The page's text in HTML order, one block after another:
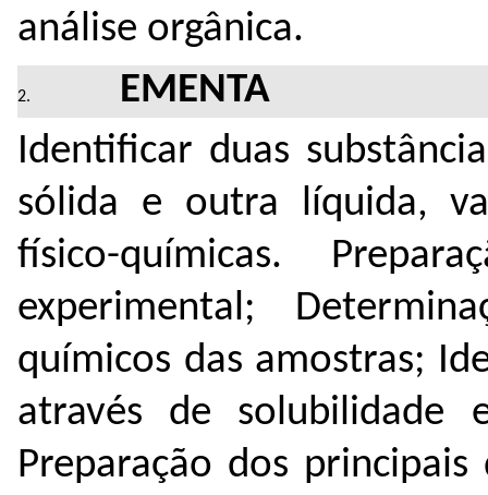
análise orgânica.
EMENTA
Identificar duas
sólida e outra líquida,
físico-químicas.
experimental;
químicos das amostras;
através de solubilidade
Preparação dos